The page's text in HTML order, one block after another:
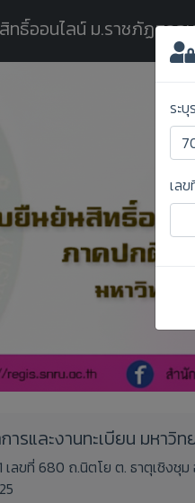
ทธิ์ออนไลน์ ม.ราชภัฏสกล
ระ
เล
ารและงานทะเบียน มหาวิ
เลขที่ 680 ถ.นิตโย ต. ธาตุเชิงชุ